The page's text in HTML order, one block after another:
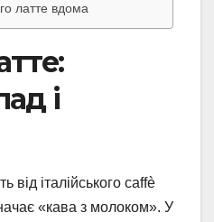
латте вдома
і
від італійського caffè
«кава з молоком». У